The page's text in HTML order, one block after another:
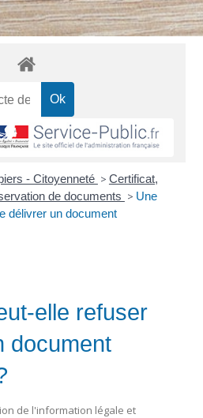
- Citoyenneté > Certificat,
de documents > Une
délivrer un document
elle refuser
document
de l'information légale et